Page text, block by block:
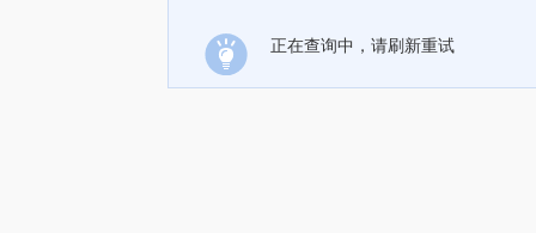
正在查询中，请刷新重试